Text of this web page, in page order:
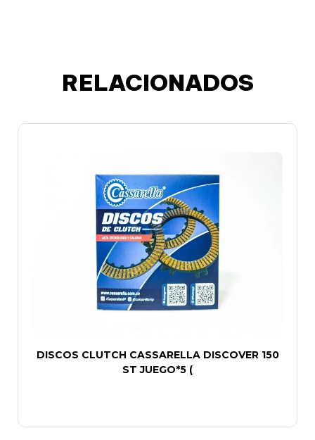
RELACIONADOS
DISCOS CLUTCH CASSARELLA DISCOVER 150
ST JUEGO*5 (